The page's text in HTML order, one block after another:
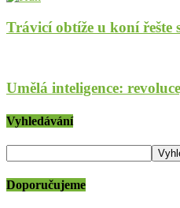
Trávicí obtíže u koní řešte
Umělá inteligence:
Vyhledávání
Doporučujeme